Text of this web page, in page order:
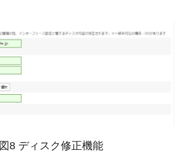
図8 ディスク修正機能